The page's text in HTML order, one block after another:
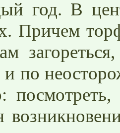
год. В
Причем
по